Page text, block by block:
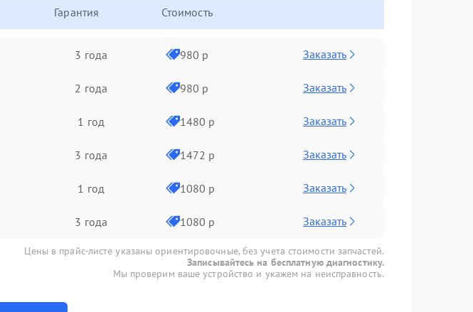
Гарантия Стоимость
3 года 980 р Заказать
2 года 980 р Заказать
1 год 1480 р Заказать
3 года 1472 р Заказать
1 год 1080 р Заказать
3 года 1080 р Заказать
Цены в прайс-листе указаны ориентировочные, без учета стоимости запчастей.
Записывайтесь на бесплатную диагностику.
Мы проверим ваше устройство и укажем на неисправность.